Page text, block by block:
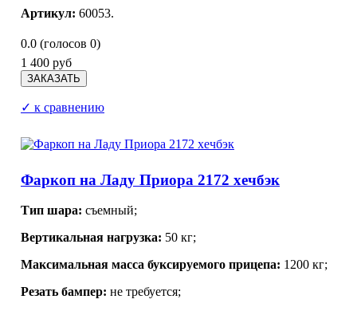
Артикул: 60053.
0.0 (голосов 0)
1 400 руб
✓ к сравнению
Фаркоп на Ладу Приора 2172 хечбэк
Тип шара: съемный;
Вертикальная нагрузка: 50 кг;
Максимальная масса буксируемого прицепа: 1200 кг;
Резать бампер: не требуется;